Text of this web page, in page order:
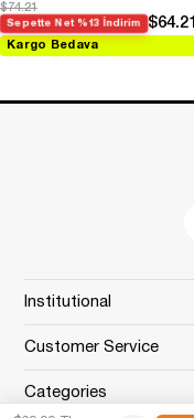
$74.21
Sepette Net %13 İndirim $64.21
Kargo Bedava
Institutional
Customer Service
Categories